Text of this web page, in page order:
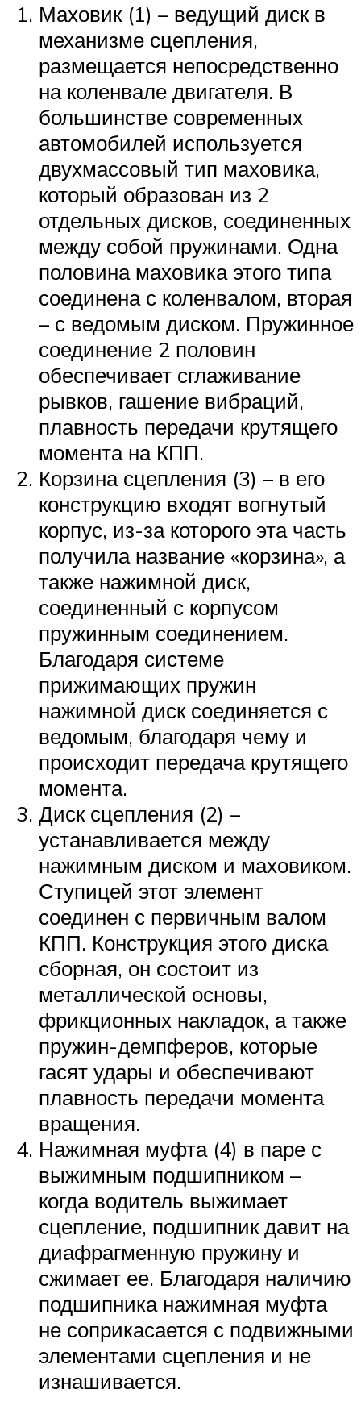
Маховик (1) – ведущий диск в
механизме сцепления,
размещается непосредственно
на коленвале двигателя. В
большинстве современных
автомобилей используется
двухмассовый тип маховика,
который образован из 2
отдельных дисков, соединенных
между собой пружинами. Одна
половина маховика этого типа
соединена с коленвалом, вторая
– с ведомым диском. Пружинное
соединение 2 половин
обеспечивает сглаживание
рывков, гашение вибраций,
плавность передачи крутящего
момента на КПП.
Корзина сцепления (3) – в его
конструкцию входят вогнутый
корпус, из-за которого эта часть
получила название «корзина», а
также нажимной диск,
соединенный с корпусом
пружинным соединением.
Благодаря системе
прижимающих пружин
нажимной диск соединяется с
ведомым, благодаря чему и
происходит передача крутящего
момента.
Диск сцепления (2) –
устанавливается между
нажимным диском и маховиком.
Ступицей этот элемент
соединен с первичным валом
КПП. Конструкция этого диска
сборная, он состоит из
металлической основы,
фрикционных накладок, а также
пружин-демпферов, которые
гасят удары и обеспечивают
плавность передачи момента
вращения.
Нажимная муфта (4) в паре с
выжимным подшипником –
когда водитель выжимает
сцепление, подшипник давит на
диафрагменную пружину и
сжимает ее. Благодаря наличию
подшипника нажимная муфта
не соприкасается с подвижными
элементами сцепления и не
изнашивается.